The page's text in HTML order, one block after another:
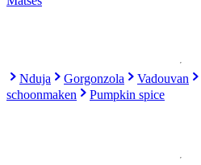
Nduja Gorgonzola Vadouvan
schoonmaken
Pumpkin spice